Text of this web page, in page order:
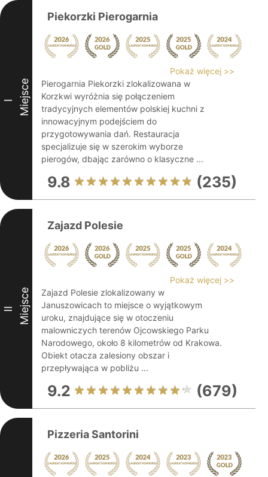
I Miejsce
Piekorzki Pierogarnia
Pokaż więcej >>
Pierogarnia Piekorzki zlokalizowana w
Korzkwi wyróżnia się połączeniem
tradycyjnych elementów polskiej kuchni z
innowacyjnym podejściem do
przygotowywania dań. Restauracja
specjalizuje się w szerokim wyborze
pierogów, dbając zarówno o klasyczne ...
9.8 (235)
II Miejsce
Zajazd Polesie
Pokaż więcej >>
Zajazd Polesie zlokalizowany w
Januszowicach to miejsce o wyjątkowym
uroku, znajdujące się w otoczeniu
malowniczych terenów Ojcowskiego Parku
Narodowego, około 8 kilometrów od Krakowa.
Obiekt otacza zalesiony obszar i
przepływająca w pobliżu ...
9.2 (679)
Pizzeria Santorini